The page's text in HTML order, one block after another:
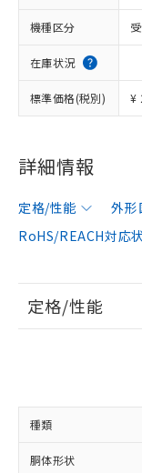
機種区分
在庫状況
標準価格(税別) ¥
詳細情報
定格/性能 外形
RoHS/REACH対応
定格/性能
種類
胴体形状